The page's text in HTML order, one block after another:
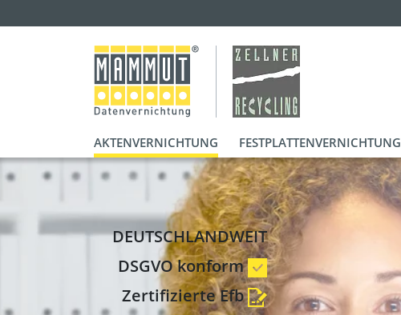
AKTENVERNICHTUNG FESTPLATTENVERNICHTUNG
DEUTSCHLANDWEIT
DSGVO konform
Zertifizierte Efb